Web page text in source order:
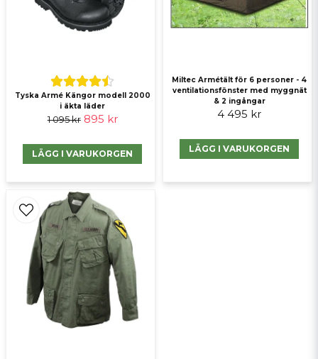
Tyska Armé Kängor modell 2000
i äkta läder
1 095 kr 895 kr
LÄGG I VARUKORGEN
Miltec Armétält för 6 personer - 4
ventilationsfönster med myggnät
& 2 ingångar
4 495 kr
LÄGG I VARUKORGEN